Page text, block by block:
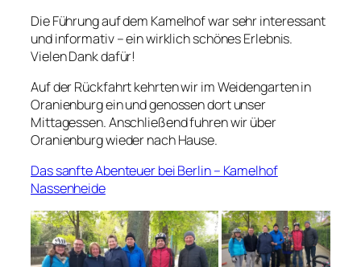
Die Führung auf dem Kamelhof war sehr interessant
und informativ – ein wirklich schönes Erlebnis.
Vielen Dank dafür!
Auf der Rückfahrt kehrten wir im Weidengarten in
Oranienburg ein und genossen dort unser
Mittagessen. Anschließend fuhren wir über
Oranienburg wieder nach Hause.
Das sanfte Abenteuer bei Berlin – Kamelhof
Nassenheide